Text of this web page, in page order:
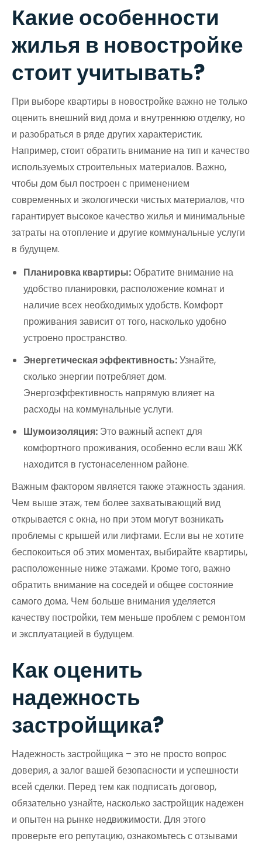
Какие особенности
жилья в новостройке
стоит учитывать?
При выборе квартиры в новостройке важно не только
оценить внешний вид дома и внутреннюю отделку, но
и разобраться в ряде других характеристик.
Например, стоит обратить внимание на тип и качество
используемых строительных материалов. Важно,
чтобы дом был построен с применением
современных и экологически чистых материалов, что
гарантирует высокое качество жилья и минимальные
затраты на отопление и другие коммунальные услуги
в будущем.
Планировка квартиры:Обратите внимание на
удобство планировки, расположение комнат и
наличие всех необходимых удобств. Комфорт
проживания зависит от того, насколько удобно
устроено пространство.
Энергетическая эффективность:Узнайте,
сколько энергии потребляет дом.
Энергоэффективность напрямую влияет на
расходы на коммунальные услуги.
Шумоизоляция: Это важный аспект для
комфортного проживания, особенно если ваш ЖК
находится в густонаселенном районе.
Важным фактором является также этажность здания.
Чем выше этаж, тем более захватывающий вид
открывается с окна, но при этом могут возникать
проблемы с крышей или лифтами. Если вы не хотите
беспокоиться об этих моментах, выбирайте квартиры,
расположенные ниже этажами. Кроме того, важно
обратить внимание на соседей и общее состояние
самого дома. Чем больше внимания уделяется
качеству постройки, тем меньше проблем с ремонтом
и эксплуатацией в будущем.
Как оценить
надежность
застройщика?
Надежность застройщика – это не просто вопрос
доверия, а залог вашей безопасности и успешности
всей сделки. Перед тем как подписать договор,
обязательно узнайте, насколько застройщик надежен
и опытен на рынке недвижимости. Для этого
проверьте его репутацию, ознакомьтесь с отзывами